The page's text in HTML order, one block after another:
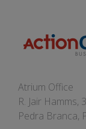
Atrium Office
R. Jair Hamms,
Pedra Branca,